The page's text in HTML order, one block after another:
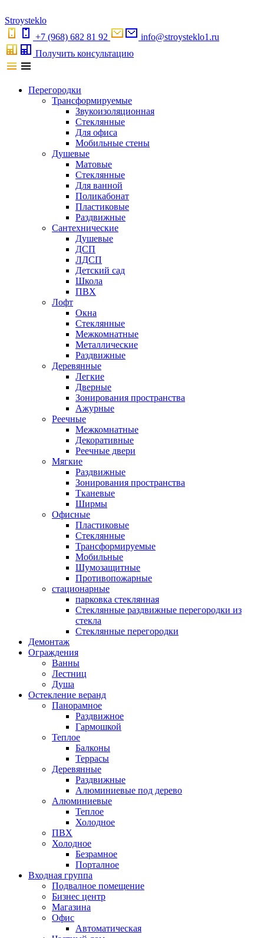
Stroysteklo
+7 (968) 682 81 92
info@stroysteklo1.ru
Получить консультацию
Перегородки
Трансформируемые
Звукоизоляционная
Стеклянные
Для офиса
Мобильные стены
Душевые
Матовые
Стеклянные
Для ванной
Поликабонат
Пластиковые
Раздвижные
Сантехнические
Душевые
ДСП
ЛДСП
Детский сад
Школа
ПВХ
Лофт
Окна
Стеклянные
Межкомнатные
Металлические
Раздвижные
Деревянные
Легкие
Дверные
Зонирования пространства
Ажурные
Реечные
Межкомнатные
Декоративные
Реечные двери
Мягкие
Раздвижные
Зонирования пространства
Тканевые
Ширмы
Офисные
Пластиковые
Стеклянные
Трансформируемые
Мобильные
Шумозащитные
Противопожарные
стационарные
парковка стеклянная
Стеклянные раздвижные перегородки из
стекла
Стеклянные перегородки
Демонтаж
Ограждения
Ванны
Лестниц
Душа
Остекление веранд
Панорамное
Раздвижное
Гармошкой
Теплое
Балконы
Террасы
Деревянные
Раздвижные
Алюминиевые под дерево
Алюминиевые
Теплое
Холодное
ПВХ
Холодное
Безрамное
Порталное
Входная группа
Подвалное помещение
Бизнес центр
Магазина
Офис
Автоматическая